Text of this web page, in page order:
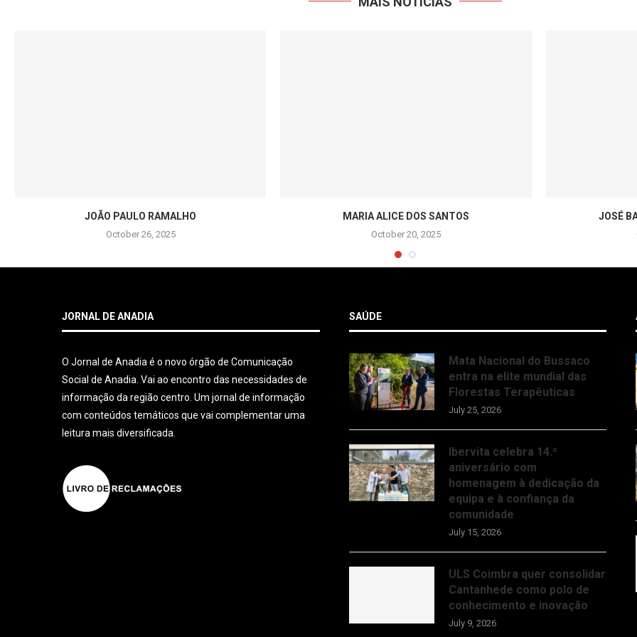
JOÃO PAULO RAMALHO
October 26, 2025
MARIA ALICE DOS SANTOS
October 20, 2025
JOSÉ
JORNAL DE ANADIA
O Jornal de Anadia é o novo órgão de Comunicação
Social de Anadia. Vai ao encontro das necessidades de
informação da região centro. Um jornal de informação
com conteúdos temáticos que vai complementar uma
leitura mais diversificada.
SAÚDE
Mata Nacional do Bussaco
entra na elite mundial das
Florestas Terapêuticas
July 25, 2026
Ibervita celebra 14.º
aniversário com
homenagem à dedicação da
equipa e à confiança da
comunidade
July 15, 2026
ULS Coimbra quer consolidar
Cantanhede como polo de
conhecimento e inovação
July 9, 2026